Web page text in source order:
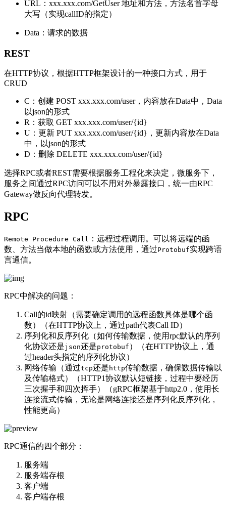
URL：xxx.xxx.com/GetUser 地址和方法，方法名首字母
大写（实现callID的指定）
Data：请求的数据
REST
在HTTP协议，根据HTTP框架设计的一种接口方式，用于
CRUD
C：创建 POST xxx.xxx.com/user，内容放在Data中，Data
以json的形式
R：获取 GET xxx.xxx.com/user/{id}
U：更新 PUT xxx.xxx.com/user/{id}，更新内容放在Data
中，以json的形式
D：删除 DELETE xxx.xxx.com/user/{id}
选择RPC或者REST需要根据服务工程化来决定，微服务下，
服务之间通过RPC访问可以不用对外暴露接口，统一由RPC
Gateway做反向代理转发。
RPC
Remote Procedure Call ：远程过程调用。可以将远端的函
数、方法当做本地的函数或方法使用，通过Protobuf实现跨语
言通信。
RPC中解决的问题：
Call的id映射（需要确定调用的远程函数具体是哪个函
数）（在HTTP协议上，通过path代表Call ID）
序列化和反序列化（如何传输数据，使用rpc默认的序列
化协议还是json还是protobuf ）（在HTTP协议上，通
过header头指定的序列化协议）
网络传输（通过tcp还是 http传输数据，确保数据传输以
及传输格式）（HTTP1协议默认短链接，过程中要经历
三次握手和四次挥手）（gRPC框架基于http2.0，使用长
连接流式传输，无论是网络连接还是序列化反序列化，
性能更高）
RPC通信的四个部分：
服务端
服务端存根
客户端
客户端存根